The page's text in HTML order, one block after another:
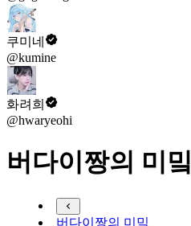
쿠미네
@kumine
화려희
@hwaryeohi
버다이짱의 미밐
버다이짱의 미밐